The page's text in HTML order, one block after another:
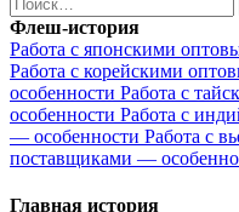
Флеш-история
Работа с японскими
Работа с корейскими
особенности Работа с
особенности Работа с
— особенности Работа с
поставщиками —
Главная история